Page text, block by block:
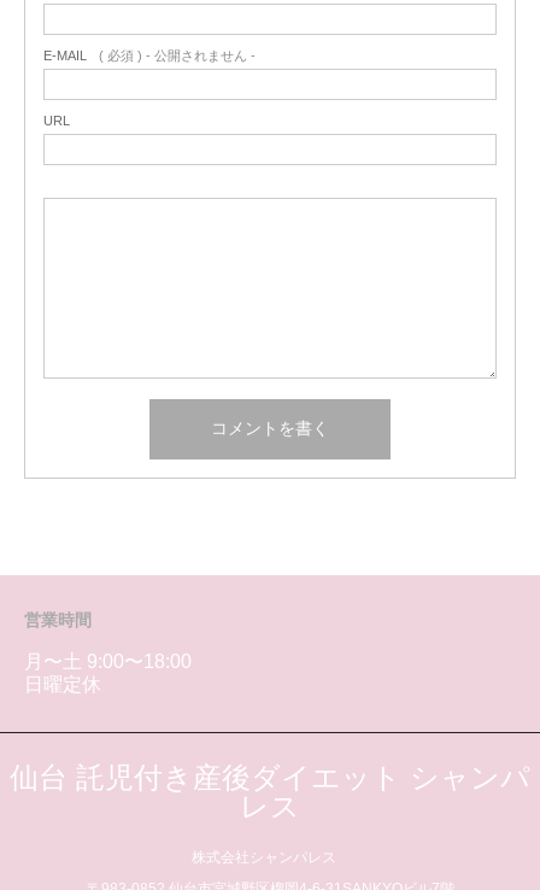
E-MAIL ( 必須 ) - 公開されません -
URL
営業時間
月〜土 9:00〜18:00
日曜定休
仙台 託児付き産後ダイエット シャンパ
レス
株式会社シャンパレス